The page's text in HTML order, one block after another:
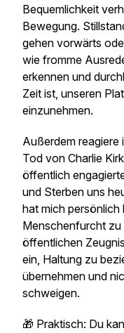
Bequemlichkeit
Bewegung.
gehen vorwärts
wie fromme
erkennen und
Zeit ist, unseren
einzunehmen.
Außerdem reagiere
Tod von Charlie
öffentlich
und Sterben uns
hat mich persönlich
Menschenfurcht zu
öffentlichen
ein, Haltung zu
übernehmen und
schweigen.
🎁 Praktisch: Du